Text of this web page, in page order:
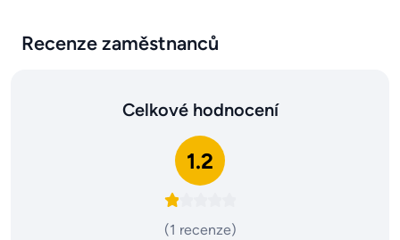
Recenze zaměstnanců
Celkové hodnocení
1.2
(1 recenze)